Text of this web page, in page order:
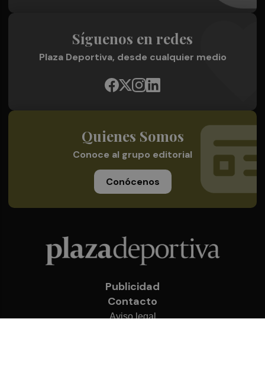
Síguenos en redes
Plaza Deportiva, desde cualquier medio
Quienes Somos
Conoce al grupo editorial
Conócenos
Publicidad
Contacto
Aviso legal